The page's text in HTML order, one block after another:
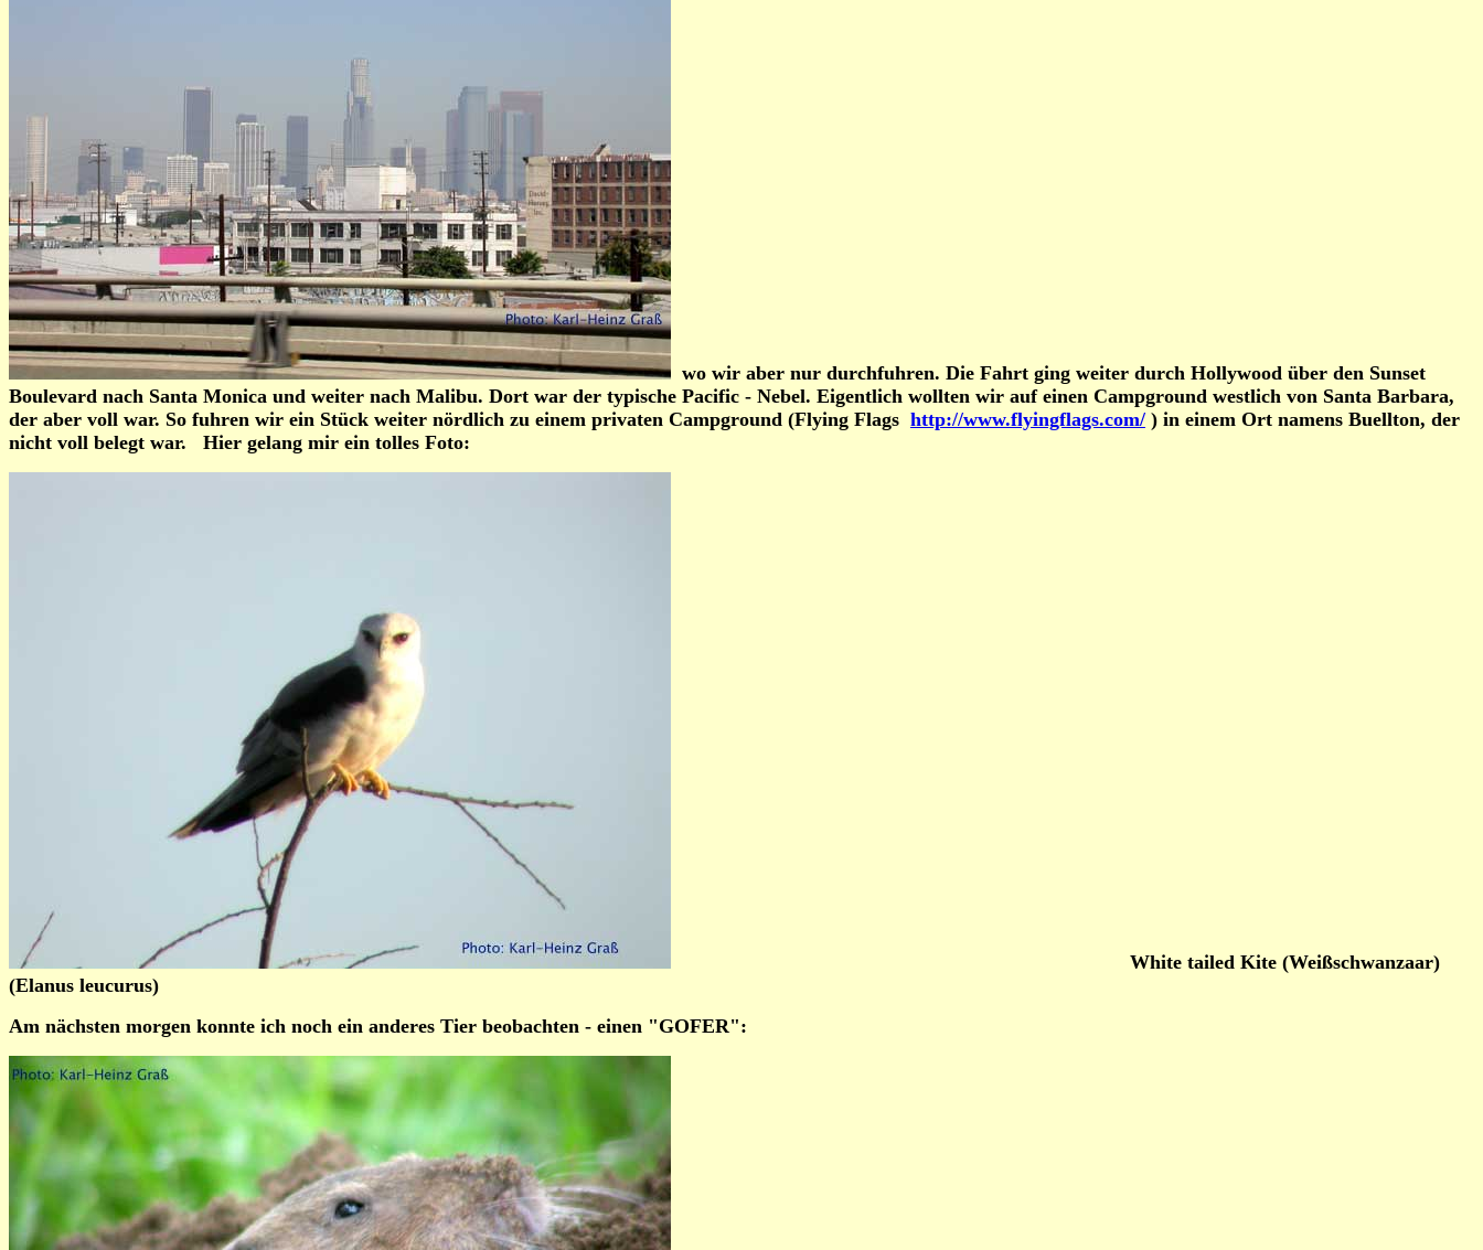
wo wir aber nur durchfuhren. Die Fahrt ging weiter durch Hollywood über den Sunset
Boulevard nach Santa Monica und weiter nach Malibu. Dort war der typische Pacific - Nebel. Eigentlich wollten wir auf einen Campground westlich von Santa Barbara,
der aber voll war. So fuhren wir ein Stück weiter nördlich zu einem privaten Campground (Flying Flags http://www.flyingflags.com/ ) in einem Ort namens Buellton, der
nicht voll belegt war. Hier gelang mir ein tolles Foto:
White tailed Kite (Weißschwanzaar)
(Elanus leucurus)
Am nächsten morgen konnte ich noch ein anderes Tier beobachten - einen "GOFER":